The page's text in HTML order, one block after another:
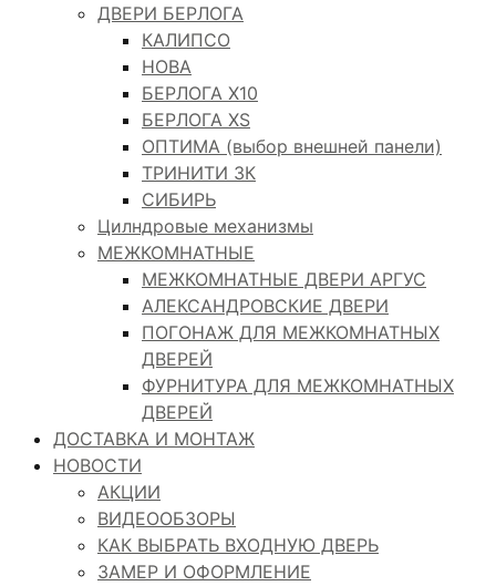
ДВЕРИ БЕРЛОГА
КАЛИПСО
НОВА
БЕРЛОГА Х10
БЕРЛОГА XS
ОПТИМА (выбор внешней панели)
ТРИНИТИ 3К
СИБИРЬ
Цилндровые механизмы
МЕЖКОМНАТНЫЕ
МЕЖКОМНАТНЫЕ ДВЕРИ АРГУС
АЛЕКСАНДРОВСКИЕ ДВЕРИ
ПОГОНАЖ ДЛЯ МЕЖКОМНАТНЫХ
ДВЕРЕЙ
ФУРНИТУРА ДЛЯ МЕЖКОМНАТНЫХ
ДВЕРЕЙ
ДОСТАВКА И МОНТАЖ
НОВОСТИ
АКЦИИ
ВИДЕООБЗОРЫ
КАК ВЫБРАТЬ ВХОДНУЮ ДВЕРЬ
ЗАМЕР И ОФОРМЛЕНИЕ